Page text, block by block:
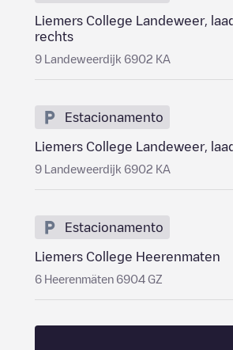
Liemers College Landeweer,
rechts
9 Landeweerdijk 6902 KA
Estacionamento
Liemers College Landeweer,
9 Landeweerdijk 6902 KA
Estacionamento
Liemers College Heerenmaten
6 Heerenmäten 6904 GZ